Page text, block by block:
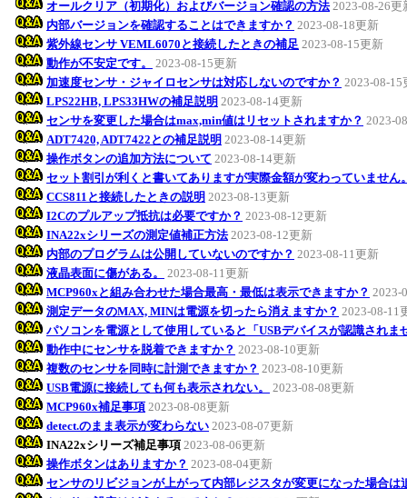
オールクリア（初期化）およびバージョン確認の方法 2023-08-26更
内部バージョンを確認することはできますか？ 2023-08-18更新
紫外線センサ VEML6070と接続したときの補足 2023-08-15更新
動作が不安定です。
2023-08-15更新
加速度センサ・ジャイロセンサは対応しないのですか？ 2023-08-15
LPS22HB, LPS33HWの補足説明 2023-08-14更新
センサを変更した場合はmax,min値はリセットされますか？ 2023-
ADT7420, ADT7422との補足説明 2023-08-14更新
操作ボタンの追加方法について 2023-08-14更新
セット割引が利くと書いてありますが実際金額が変わっていません
CCS811と接続したときの説明 2023-08-13更新
I2Cのプルアップ抵抗は必要ですか？ 2023-08-12更新
INA22xシリーズの測定値補正方法 2023-08-12更新
内部のプログラムは公開していないのですか？ 2023-08-11更新
液晶表面に傷がある。
2023-08-11更新
MCP960xと組み合わせた場合最高・最低は表示できますか？ 2023-
測定データのMAX, MINは電源を切ったら消えますか？ 2023-08-11
パソコンを電源として使用していると「USBデバイスが認識されま
動作中にセンサを脱着できますか？ 2023-08-10更新
複数のセンサを同時に計測できますか？ 2023-08-10更新
USB電源に接続しても何も表示されない。
2023-08-08更新
MCP960x補足事項 2023-08-08更新
detect.のまま表示が変わらない 2023-08-07更新
INA22xシリーズ補足事項 2023-08-06更新
操作ボタンはありますか？ 2023-08-04更新
センサのリビジョンが上がって内部レジスタが変更になった場合は